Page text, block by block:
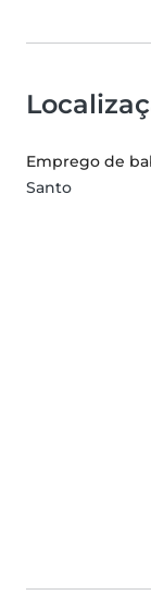
Emprego de
Santo